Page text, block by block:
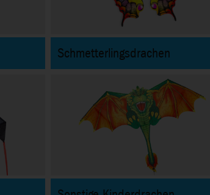
Schmetterlingsdrachen